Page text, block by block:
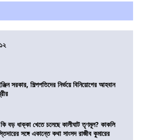
সরকার, শিল্পপতিদের নির্ভয়ে বিনিয়োগের আহবান
বড় ধাক্কা খেতে চলেছে কালীঘাট তৃণমূল? কাকলি
সঙ্গে একান্তে কথা সাংসদ রাজীব কুমারের